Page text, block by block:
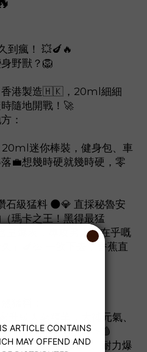
到瘋！ 💥🍆🔥
野獸？🦁
香港製造🇭🇰，20ml細細
隨地開戰！🚀
：
迷你棒裝，健身包、車
💼想幾時硬就幾時硬，零
石級猛料 🌑💎 直採秘魯安
瑪卡之王！黑得最猛
量爆表，專攻男人最在乎嘅
」🍆💦 一飲下去，香蕉直
猛料：
升級人蔘精華，大補元氣、
，讓你滿血復活！⚡🩸
進血流，硬度UP、耐力爆